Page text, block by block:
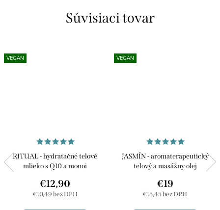
Súvisiaci tovar
VEGAN
RITUAL - hydratačné telové
mlieko s Q10 a monoi
€10,49 bez DPH
€12,90
VEGAN
JASMÍN - aromaterapeutický
telový a masážny olej
€15,45 bez DPH
€19